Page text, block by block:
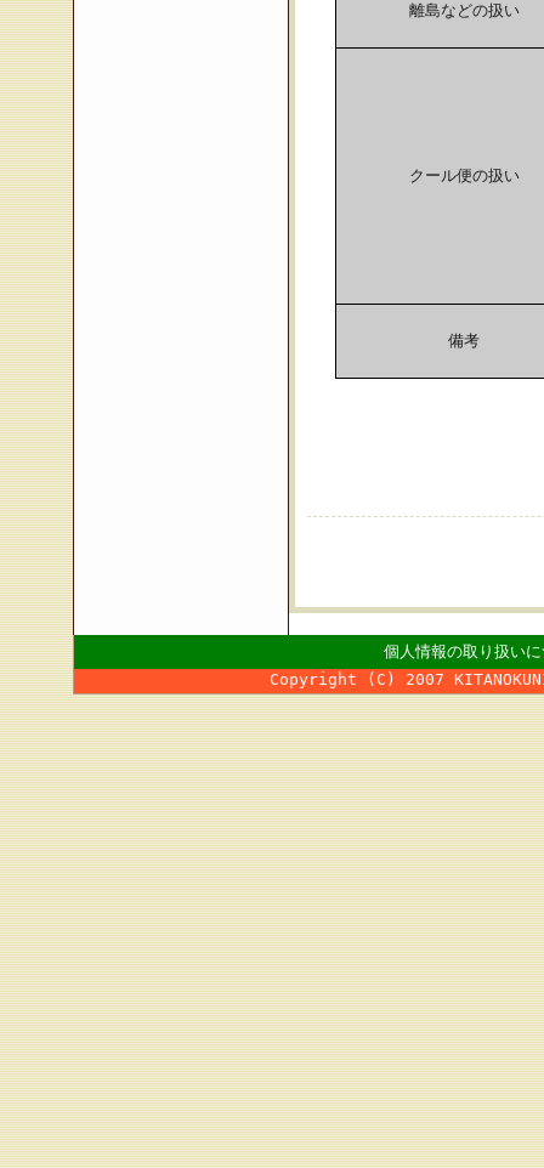
離島などの扱い
クール便の扱い
備考
個人情報の取り扱い
Copyright (C) 2007